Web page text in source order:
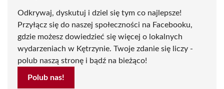
Odkrywaj, dyskutuj i dziel się tym co najlepsze!
Przyłącz się do naszej społeczności na Facebooku,
gdzie możesz dowiedzieć się więcej o lokalnych
wydarzeniach w Kętrzynie. Twoje zdanie się liczy -
polub naszą stronę i bądź na bieżąco!
Polub nas!